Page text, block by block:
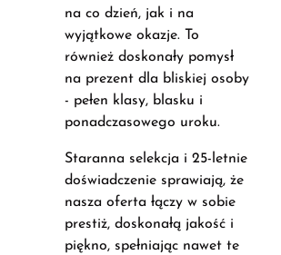
na co dzień, jak i na
wyjątkowe okazje. To
również doskonały pomysł
na prezent dla bliskiej osoby
- pełen klasy, blasku i
ponadczasowego uroku.
Staranna selekcja i 25-letnie
doświadczenie sprawiają, że
nasza oferta łączy w sobie
prestiż, doskonałą jakość i
piękno, spełniając nawet te